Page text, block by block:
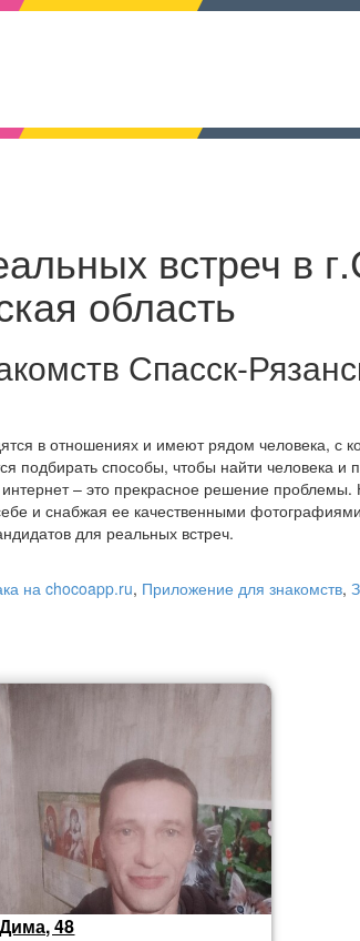
встреч в
область
Спасск-
в отношениях и имеют рядом человека,
подбирать способы, чтобы найти человека и
– это прекрасное решение
и снабжая ее качественными
для реальных встреч.
на chocoapp.ru, Приложение для знакомств,
Дима, 48